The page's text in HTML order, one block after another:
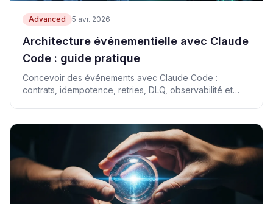
Advanced 5 avr. 2026
Architecture événementielle avec Claude
Code : guide pratique
Concevoir des événements avec Claude Code :
contrats, idempotence, retries, DLQ, observabilité et